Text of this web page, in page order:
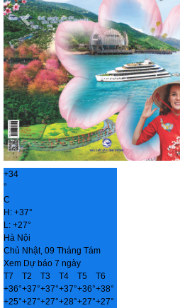
+34
°
C
H: +37°
L: +27°
Hà Nội
Chủ Nhật, 09 Tháng Tám
Xem Dự báo 7 ngày
T7
T2 T3 T4 T5
T6
+36°+37°+37°+37°+36°+38°
+25°+27°+27°+28°+27°+27°